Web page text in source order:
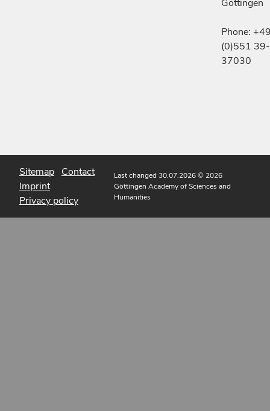
Göttingen
Phone:
(0)551 39-
37030
Sitemap Contact
Imprint
Privacy policy
Last changed 30.07.2026© 2026
Göttingen Academy of Sciences and
Humanities